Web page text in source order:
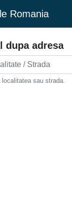
Romania
dupa adresa
sau strada.